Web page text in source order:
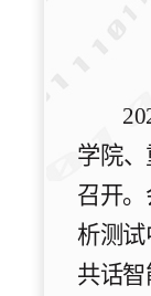
学院、
召开。
析测
共话